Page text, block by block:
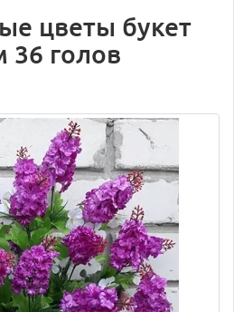
цветы букет
36 голов